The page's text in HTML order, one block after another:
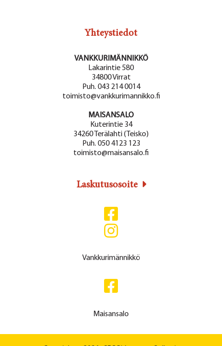
Yhteystiedot
VANKKURIMÄNNIKKÖ
Lakarintie 580
34800 Virrat
Puh. 043 214 0014
toimisto@vankkurimannikko.fi
MAISANSALO
Kuterintie 34
34260 Terälahti (Teisko)
Puh. 050 4123 123
toimisto@maisansalo.fi
Laskutusosoite
Vankkurimännikkö
Maisansalo